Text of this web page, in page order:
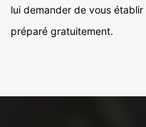
lui demander de vous
préparé gratuitement.